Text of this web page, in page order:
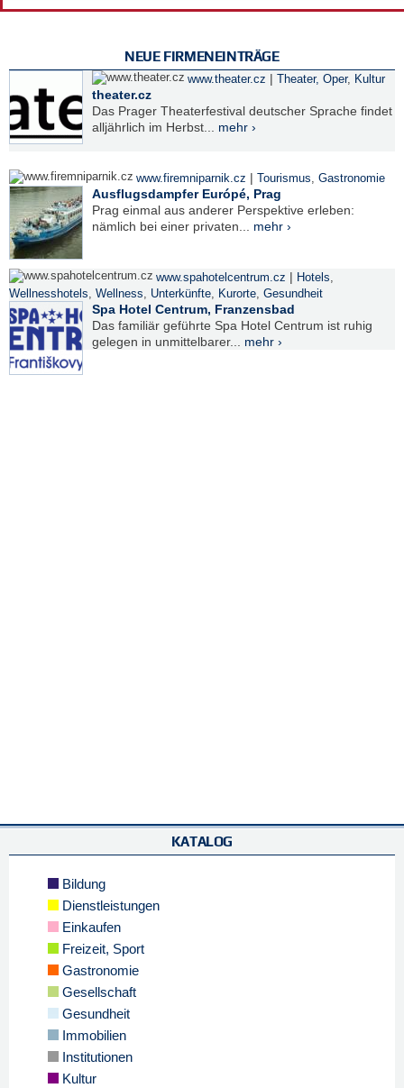
NEUE FIRMENEINTRÄGE
www.theater.cz | Theater, Oper, Kultur
theater.cz
Das Prager Theaterfestival deutscher Sprache findet
alljährlich im Herbst... mehr ›
www.firemniparnik.cz | Tourismus, Gastronomie
Ausflugsdampfer Európé, Prag
Prag einmal aus anderer Perspektive erleben:
nämlich bei einer privaten... mehr ›
www.spahotelcentrum.cz | Hotels,
Wellnesshotels, Wellness, Unterkünfte, Kurorte, Gesundheit
Spa Hotel Centrum, Franzensbad
Das familiär geführte Spa Hotel Centrum ist ruhig
gelegen in unmittelbarer... mehr ›
KATALOG
Bildung
Dienstleistungen
Einkaufen
Freizeit, Sport
Gastronomie
Gesellschaft
Gesundheit
Immobilien
Institutionen
Kultur